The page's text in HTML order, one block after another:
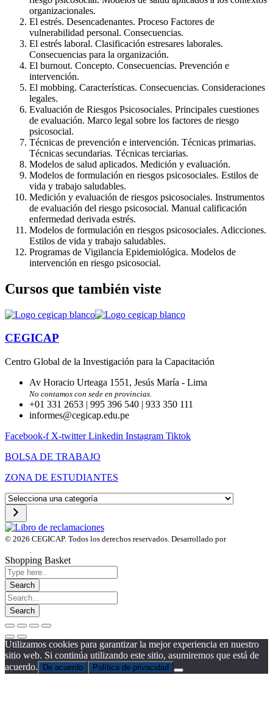
organizacionales.
El estrés. Desencadenantes. Proceso Fac­tores de
vulnerabilidad personal. Conse­cuencias.
El estrés laboral. Clasificación estresares laborales.
Consecuencias para la organi­zación.
El burnout. Concepto. Consecuencias. Prevención e
intervención.
El mobbing. Características. Consecuen­cias. Consideraciones
legales.
Evaluación de Riesgos Psicosociales. Principales cuestiones
de evaluación. Marco legal sobre los factores de riesgo
psicosocial.
Técnicas de prevención e intervención. Técnicas primarias.
Técnicas secunda­rias. Técnicas terciarias.
Modelos de salud aplicados. Medición y evaluación.
Modelos de formulación en riesgos psicosociales. Estilos de
vida y trabajo saludables.
Medición y evaluación de riesgos psicosociales. Instrumentos
de evalua­ción del riesgo psicosocial. Manual calificación
enfermedad derivada estrés.
Modelos de formulación en riesgos psicosociales. Adicciones.
Estilos de vida y trabajo saludables.
Programas de Vigilancia Epidemioló­gica. Modelos de
intervención en riesgo psicosocial.
Cursos que también viste
CEGICAP
Centro Global de la Investigación para la Capacitación
Av Horacio Urteaga 1551, Jesús María - Lima
No contamos con sede en provincias.
+01 331 2653 | 995 396 540 | 933 350 111
informes@cegicap.edu.pe
Facebook-f X-twitter Linkedin Instagram Tiktok
BOLSA DE TRABAJO
ZONA DE ESTUDIANTES
Selecciona
una
categoría
© 2026 CEGICAP. Todos los derechos reservados. Desarrollado por
.
Shopping Basket
Utilizamos cookies para garantizar la mejor experiencia en nuestro
sitio web. Si continúa utilizando este sitio, asumiremos que está de
acuerdo.
De acuerdo Política de privacidad